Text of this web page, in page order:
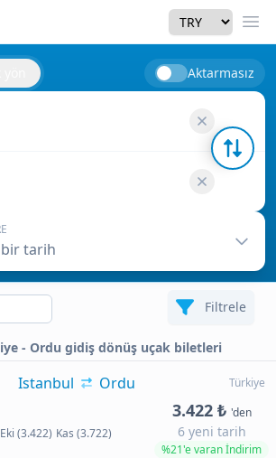
Currency
Aktarmasız
tarih
Filtrele
- Ordu gidiş dönüş uçak biletleri
Türkiye
Istanbul Ordu
Eki (3.422) Kas (3.722)
3.422 ₺ 'den
6 yeni tarih
%21'e varan İndirim